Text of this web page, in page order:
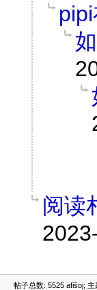
阅读
帖子总数: 5525 afiŝoj;